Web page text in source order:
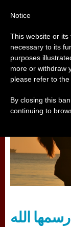
تأمّلات,مجتمع
رسمها الله
Notice
This website or
necessary to its
purposes
more or withdraw
please refer to the
By closing this
continuing to